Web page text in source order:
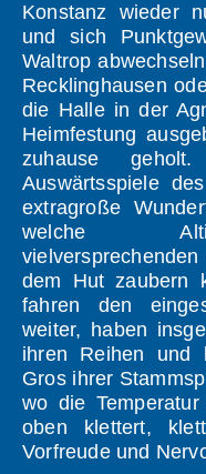
Konstanz wieder
und sich
Waltrop
Recklinghausen
die Halle in der
Heimfestung
zuhause
Auswärtsspiele
extragroße
welche
dem Hut zaubern
fahren den
weiter, haben
ihren Reihen und
Gros ihrer
wo die
oben klettert,
Vorfreude und